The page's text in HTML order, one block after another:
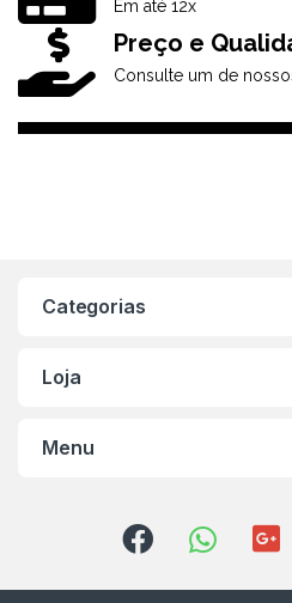
Em até 12x
Preço e
Consulte um de
Categorias
Loja
Menu